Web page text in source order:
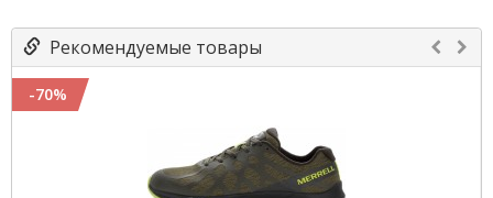
Рекомендуемые товары
-70%